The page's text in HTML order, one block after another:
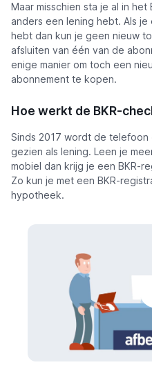
Maar misschien sta je al in
anders een lening hebt. Als
hebt dan kun je geen nieuw
afsluiten van één van de
enige manier om toch een
abonnement te kopen.
Hoe werkt de BKR-
Sinds 2017 wordt de
gezien als lening. Leen je
mobiel dan krijg je een BKR-
Zo kun je met een BKR-
hypotheek.